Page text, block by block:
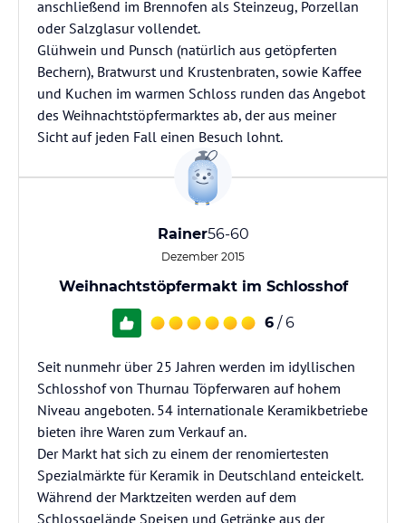
anschließend im Brennofen als Steinzeug, Porzellan
oder Salzglasur vollendet.
Glühwein und Punsch (natürlich aus getöpferten
Bechern), Bratwurst und Krustenbraten, sowie Kaffee
und Kuchen im warmen Schloss runden das Angebot
des Weihnachtstöpfermarktes ab, der aus meiner
Sicht auf jeden Fall einen Besuch lohnt.
Rainer56-60
Dezember 2015
Weihnachtstöpfermakt im Schlosshof
6 / 6
Seit nunmehr über 25 Jahren werden im idyllischen
Schlosshof von Thurnau Töpferwaren auf hohem
Niveau angeboten. 54 internationale Keramikbetriebe
bieten ihre Waren zum Verkauf an.
Der Markt hat sich zu einem der renomiertesten
Spezialmärkte für Keramik in Deutschland enteickelt.
Während der Marktzeiten werden auf dem
Schlossgelände Speisen und Getränke aus der